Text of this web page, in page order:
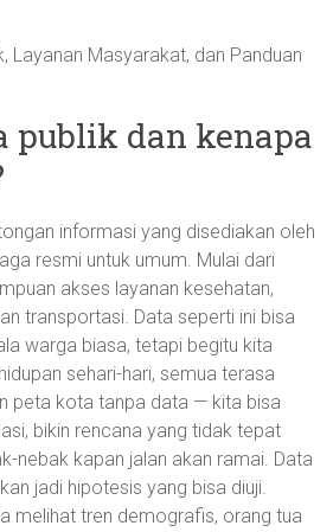
Layanan Masyarakat, dan Panduan
publik dan kenapa
informasi yang disediakan oleh
resmi untuk umum. Mulai dari
akses layanan kesehatan,
transportasi. Data seperti ini bisa
warga biasa, tetapi begitu kita
sehari-hari, semua terasa
peta kota tanpa data — kita bisa
bikin rencana yang tidak tepat
nebak kapan jalan akan ramai. Data
jadi hipotesis yang bisa diuji.
melihat tren demografis, orang tua